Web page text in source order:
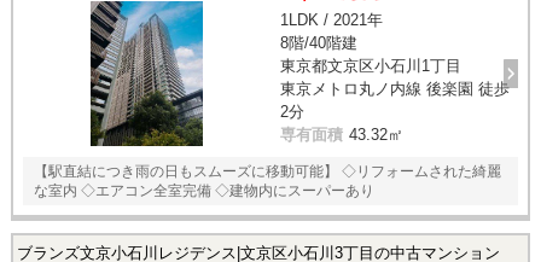
1LDK / 2021年
8階/40階建
東京都文京区小石川1丁目
東京メトロ丸ノ内線 後楽園 徒歩
2分
専有面積 43.32㎡
【駅直結につき雨の日もスムーズに移動可能】 ◇リフォームされた綺麗
な室内 ◇エアコン全室完備 ◇建物内にスーパーあり
ブランズ文京小石川レジデンス|文京区小石川3丁目の中古マンション